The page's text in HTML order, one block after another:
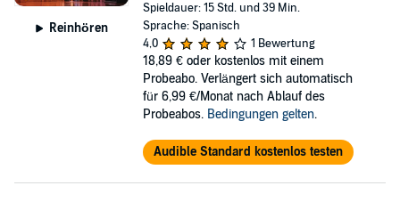
Reinhören
Spieldauer: 15 Std. und 39 Min.
Sprache: Spanisch
4,0
1 Bewertung
18,89 € oder kostenlos mit einem
Probeabo. Verlängert sich automatisch
für 6,99 €/Monat nach Ablauf des
Probeabos. Bedingungen gelten.
Audible Standard kostenlos testen